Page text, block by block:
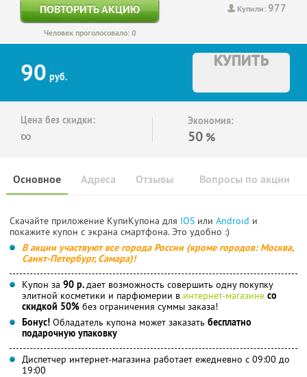
Купили:977
ПОВТОРИТЬ АКЦИЮ
Человек проголосовало: 0
90 руб.
КУПИТЬ
Цена без скидки:
∞
Экономия:
50 %
Основное Отзывы Вопросы по акции
Адреса
Скачайте приложение КупиКупона для IOS или Android и
покажите купон с экрана смартфона. Это удобно :)
В акции участвуют все города России (кроме городов: Москва,
Санкт-Петербург, Самара)!
Купон за 90 р.дает возможность совершить одну покупку
элитной косметики и парфюмерии в интернет-магазине со
скидкой 50% без ограничения суммы заказа!
Бонус! Обладатель купона может заказать бесплатно
подарочную упаковку
Диспетчер интернет-магазина работает ежедневно с 09:00 до
19:00